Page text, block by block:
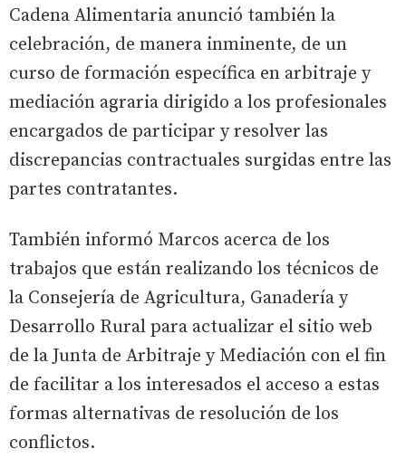
Cadena Alimentaria anunció también la
celebración, de manera inminente, de un
curso de formación específica en arbitraje y
mediación agraria dirigido a los profesionales
encargados de participar y resolver las
discrepancias contractuales surgidas entre las
partes contratantes.
También informó Marcos acerca de los
trabajos que están realizando los técnicos de
la Consejería de Agricultura, Ganadería y
Desarrollo Rural para actualizar el sitio web
de la Junta de Arbitraje y Mediación con el fin
de facilitar a los interesados el acceso a estas
formas alternativas de resolución de los
conflictos.